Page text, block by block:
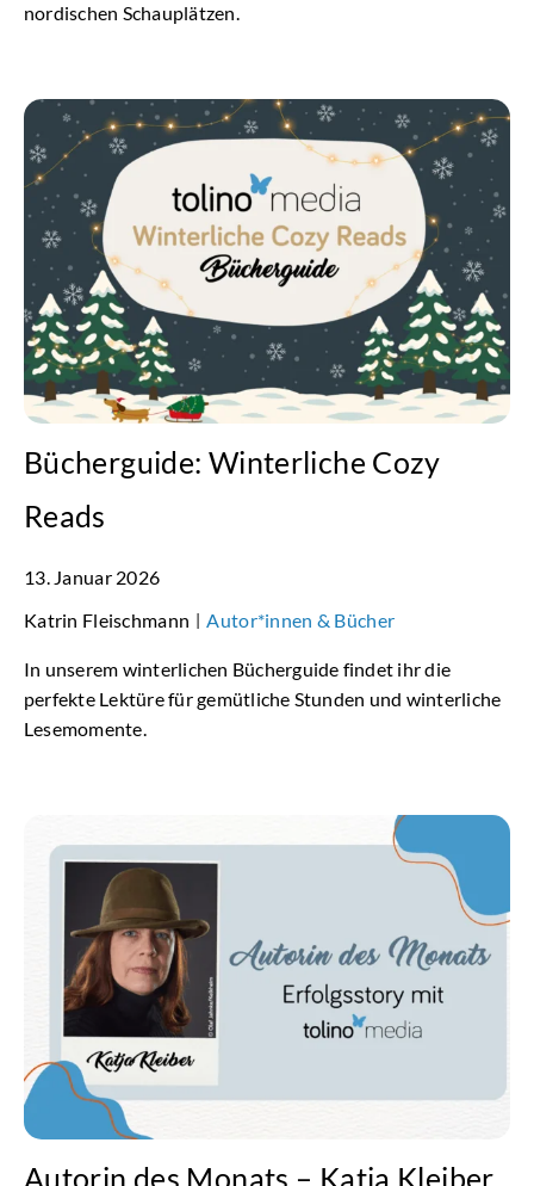
nordischen Schauplätzen.
Bücherguide: Winterliche Cozy
Reads
13. Januar 2026
Katrin Fleischmann | Autor*innen & Bücher
In unserem winterlichen Bücherguide findet ihr die
perfekte Lektüre für gemütliche Stunden und winterliche
Lesemomente.
Autorin des Monats – Katja Kleiber